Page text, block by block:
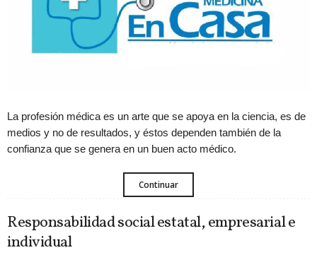
La profesión médica es un arte que se apoya en la ciencia, es de
medios y no de resultados, y éstos dependen también de la
confianza que se genera en un buen acto médico.
Continuar
Responsabilidad social estatal, empresarial e
individual